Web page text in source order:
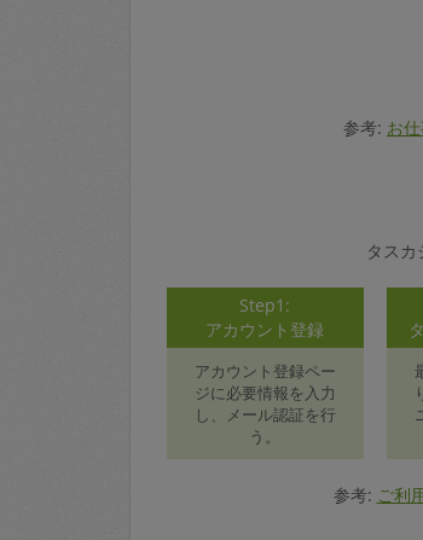
参考: お
タスカ
Step1:
アカウント登録
アカウント登録ペー
ジに必要情報を入力
し、メール認証を行
う。
参考: ご利